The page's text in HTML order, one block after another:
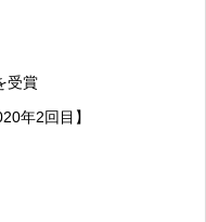
受賞
年2回目】